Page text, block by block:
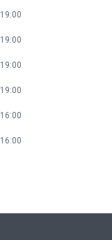
19:00
19:00
19:00
19:00
16:00
16:00